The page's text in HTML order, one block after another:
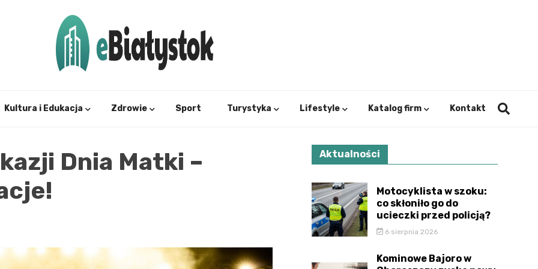
Kultura i Edukacja Zdrowie Sport Turystyka Lifestyle Katalog firm Kontakt
Dnia Matki –
Aktualności
Motocyklista w szoku:
co skłoniło go do
ucieczki przed policją?
6 sierpnia 2026
Kominowe Bajoro w